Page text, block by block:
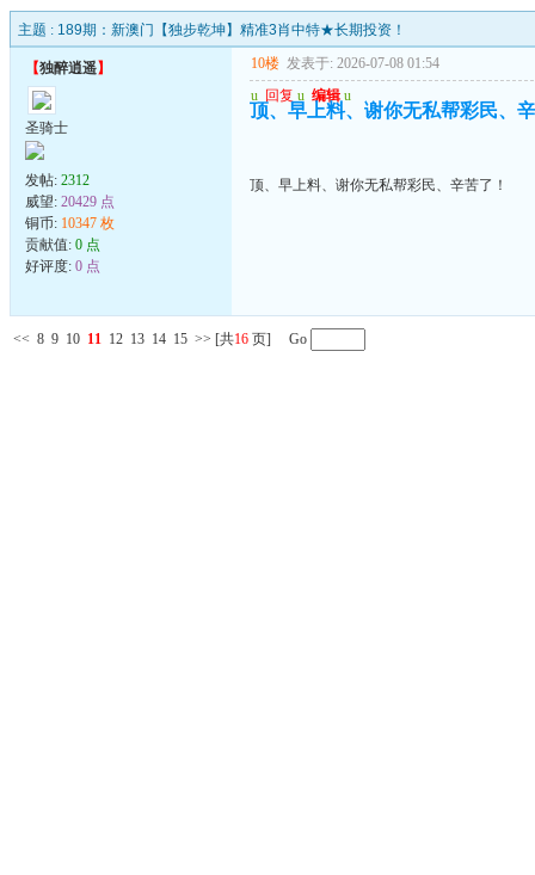
主题 : 189期：新澳门【独步乾坤】精准3肖中特★长期投资！
【独醉逍遥】
圣骑士
发帖: 2312
威望: 20429 点
铜币: 10347 枚
贡献值: 0 点
好评度: 0 点
10楼 发表于: 2026-07-08 01:54
u 回复 u 编辑 u
顶、早上料、谢你无私帮彩民、
顶、早上料、谢你无私帮彩民、辛苦了！
<< 8 9 10 11 12 13 14 15 >> [共16 页] Go